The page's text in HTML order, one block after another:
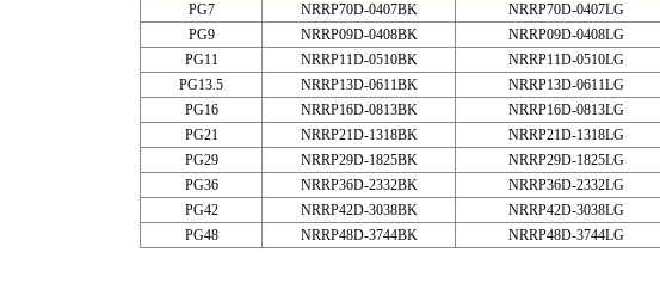
PG7
NRRP70D-0407BK NRRP70D-0407LG
PG9
NRRP09D-0408BK NRRP09D-0408LG
PG11
NRRP11D-0510BK NRRP11D-0510LG
PG13.5
NRRP13D-0611BK NRRP13D-0611LG
PG16
NRRP16D-0813BK NRRP16D-0813LG
PG21
NRRP21D-1318BK NRRP21D-1318LG
PG29
NRRP29D-1825BK NRRP29D-1825LG
PG36
NRRP36D-2332BK NRRP36D-2332LG
PG42
NRRP42D-3038BK NRRP42D-3038LG
PG48
NRRP48D-3744BK NRRP48D-3744LG